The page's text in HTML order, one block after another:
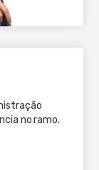
no ramo.